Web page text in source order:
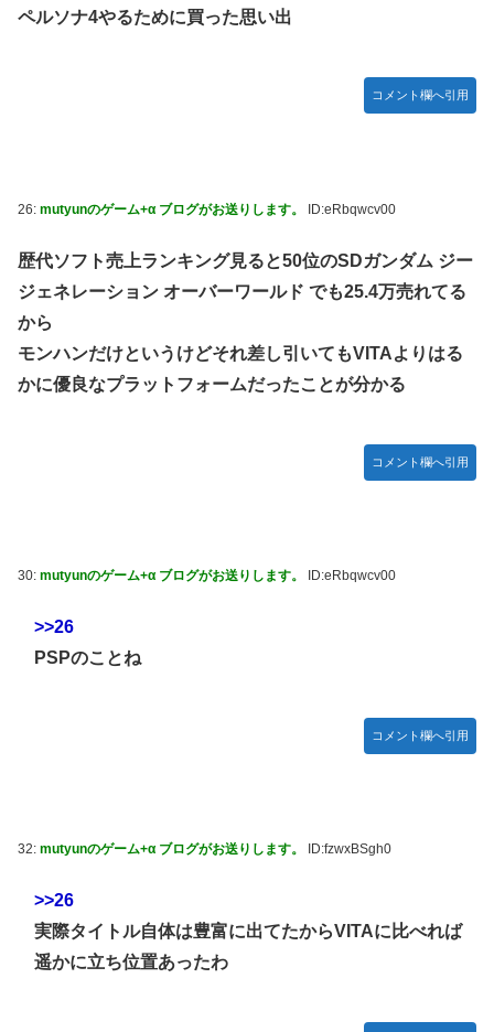
ペルソナ4やるために買った思い出
コメント欄へ引用
26: mutyunのゲーム+α ブログがお送りします。 ID:eRbqwcv00
歴代ソフト売上ランキング見ると50位のSDガンダム ジー
ジェネレーション オーバーワールド でも25.4万売れてる
から
モンハンだけというけどそれ差し引いてもVITAよりはる
かに優良なプラットフォームだったことが分かる
コメント欄へ引用
30: mutyunのゲーム+α ブログがお送りします。 ID:eRbqwcv00
>>26
PSPのことね
コメント欄へ引用
32: mutyunのゲーム+α ブログがお送りします。 ID:fzwxBSgh0
>>26
実際タイトル自体は豊富に出てたからVITAに比べれば
遥かに立ち位置あったわ